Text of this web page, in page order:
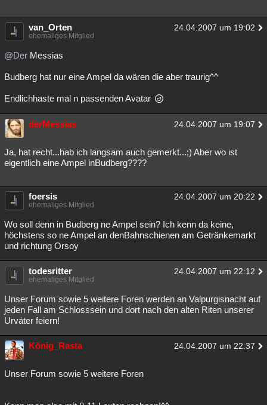
van_Orten 24.04.2007 um 19:02
ehemaliges Mitglied
@Der Messias
Budberg hat nur eine Ampel da wären die aber traurig^^
Endlichhaste mal n passenden Avatar
derMessias 24.04.2007 um 19:07
Ja, hat recht...hab ich langsam auch gemerkt...;) Aber wo ist
eigentlich eine Ampel inBudberg????
foersis 24.04.2007 um 20:22
ehemaliges Mitglied
Wo soll denn in Budberg ne Ampel sein? Ich kenn da keine,
höchstens so ne Ampel an denBahnschienen am Getränkemarkt
und richtung Orsoy
todesritter 24.04.2007 um 22:12
ehemaliges Mitglied
Unser Forum sowie 5 weitere Foren werden an Valpurgisnacht auf
jeden Fall am Schlosssein und dort nach den alten Riten unserer
Urväter feiern!
König_Rasta 24.04.2007 um 22:37
Unser Forum sowie 5 weitere Foren